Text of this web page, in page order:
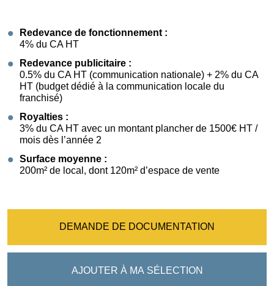
Redevance de fonctionnement :
4% du CA HT
Redevance publicitaire :
0.5% du CA HT (communication nationale) + 2% du CA
HT (budget dédié à la communication locale du
franchisé)
Royalties :
3% du CA HT avec un montant plancher de 1500€ HT /
mois dès l’année 2
Surface moyenne :
200m² de local, dont 120m² d’espace de vente
DEMANDE DE DOCUMENTATION
AJOUTER À MA SÉLECTION